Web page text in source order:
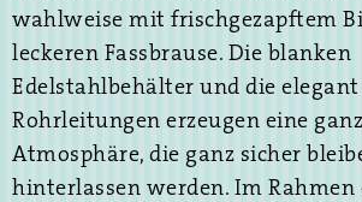
wahlweise mit frischgezapftem
leckeren Fassbrause. Die blanken
Edelstahlbehälter und die
Rohrleitungen erzeugen eine
Atmosphäre, die ganz sicher
hinterlassen werden. Im Rahmen